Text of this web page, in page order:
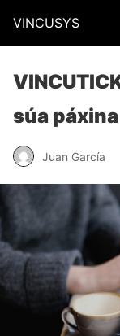
VINCUSYS
súa
Juan García